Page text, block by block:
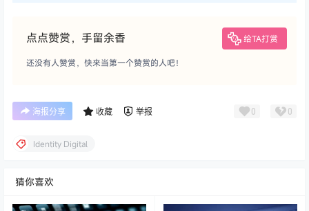
点点赞赏，手留余香 给TA打赏
还没有人赞赏，快来当第一个赞赏的人吧！
海报分享 收藏 举报 0 0
Identity Digital
猜你喜欢